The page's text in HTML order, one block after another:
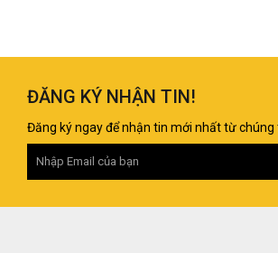
ĐĂNG KÝ NHẬN TIN!
Đăng ký ngay để nhận tin mới nhất từ chúng